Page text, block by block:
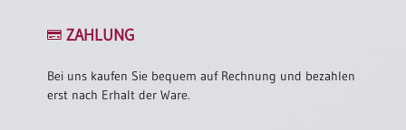
ZAHLUNG
Bei uns kaufen Sie bequem auf Rechnung und bezahlen
erst nach Erhalt der Ware.